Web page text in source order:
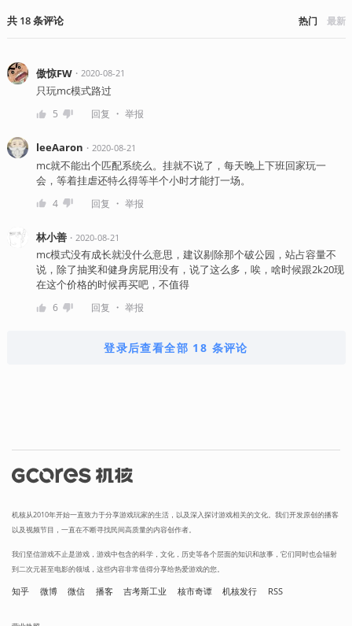
共 18条评论 热门 最新
傲惊FW・ 2020-08-21
只玩mc模式路过
5 回复 ・ 举报
leeAaron ・ 2020-08-21
mc就不能出个匹配系统么。挂就不说了，每天晚上下班回家玩一
会，等着挂虐还特么得等半个小时才能打一场。
4 回复 ・ 举报
林小善・ 2020-08-21
mc模式没有成长就没什么意思，建议剔除那个破公园，站占容量不
说，除了抽奖和健身房屁用没有，说了这么多，唉，啥时候跟2k20现
在这个价格的时候再买吧，不值得
6 回复 ・ 举报
登录后查看全部 18 条评论
机核从2010年开始一直致力于分享游戏玩家的生活，以及深入探讨游戏相关的文化。我们开发原创的播客
以及视频节目，一直在不断寻找民间高质量的内容创作者。
我们坚信游戏不止是游戏，游戏中包含的科学，文化，历史等各个层面的知识和故事，它们同时也会辐射
到二次元甚至电影的领域，这些内容非常值得分享给热爱游戏的您。
知乎 微博 微信 播客 吉考斯工业 核市奇谭 机核发行 RSS